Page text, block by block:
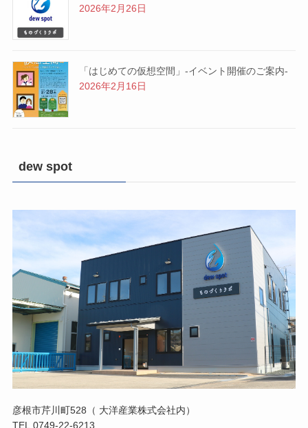
2026年2月26日
「はじめての仮想空間」-イベント開催のご案内-
2026年2月16日
dew spot
彦根市芹川町528（ 大洋産業株式会社内）
TEL.0749-22-6213